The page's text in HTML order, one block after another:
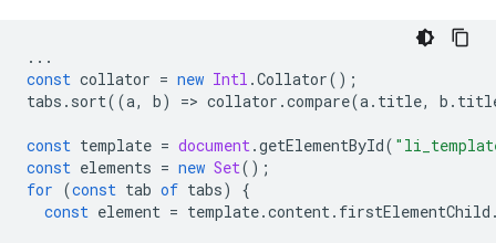
...
const collator = new Intl .Collator();
tabs . sort((a, b) => collator .compare(a. title, b .
const template = document.getElementById(
const elements = new Set();
for (const tab of tabs)
{
const element = template.content. firstElementChild